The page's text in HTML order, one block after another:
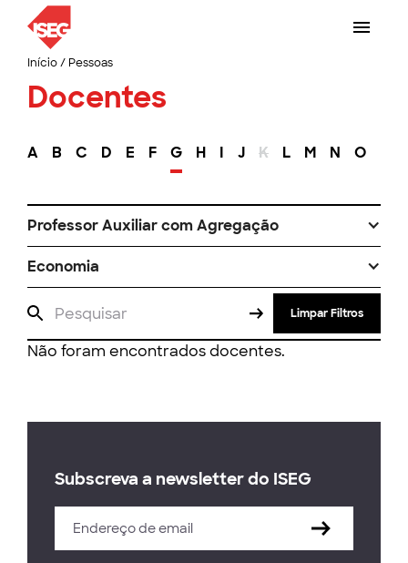
Início/ Pessoas
Docentes
A B C D E F G H I J K L M N O
Professor Auxiliar com Agregação
Economia
Limpar Filtros
Não foram encontrados docentes.
Subscreva a newsletter do ISEG